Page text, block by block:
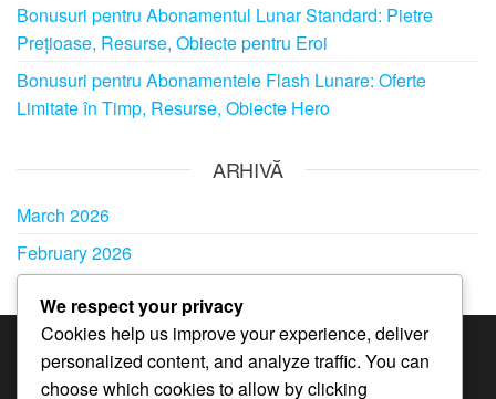
Bonusuri pentru Abonamentul Lunar Standard: Pietre
Prețioase, Resurse, Obiecte pentru Eroi
Bonusuri pentru Abonamentele Flash Lunare: Oferte
Limitate în Timp, Resurse, Obiecte Hero
ARHIVĂ
March 2026
February 2026
CATEGORII
We respect your privacy
Cookies help us improve your experience, deliver
personalized content, and analyze traffic. You can
choose which cookies to allow by clicking